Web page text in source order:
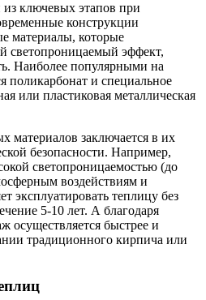
ключевых этапов при
конструкции
материалы, которые
светопроницаемый эффект,
Наиболее популярными на
поликарбонат и специальное
или пластиковая металлическая
материалов заключается в их
безопасности. Например,
светопроницаемостью (до
воздействиям и
эксплуатировать теплицу без
5-10 лет. А благодаря
осуществляется быстрее и
традиционного кирпича или